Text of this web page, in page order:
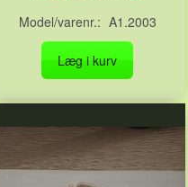
Model/varenr.: A1.2003
Læg i kurv